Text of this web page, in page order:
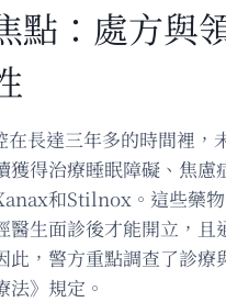
點：處方與
在長達三年多的時間裡，
獲得治療睡眠障礙、焦慮
和Stilnox。這些藥物
醫生面診後才能開立，且
此，警方重點調查了診療
法》規定。